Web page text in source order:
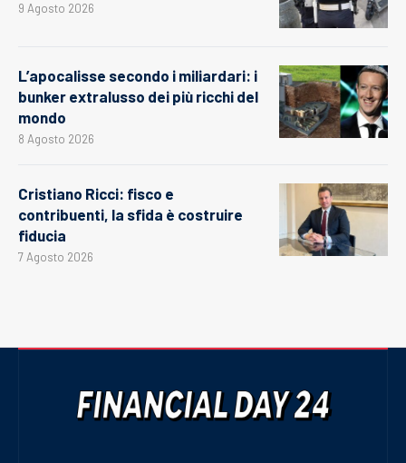
9 Agosto 2026
L’apocalisse secondo i miliardari: i
bunker extralusso dei più ricchi del
mondo
8 Agosto 2026
Cristiano Ricci: fisco e
contribuenti, la sfida è costruire
fiducia
7 Agosto 2026